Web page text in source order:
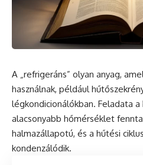
A „refrigeráns” olyan anyag,
használnak, például
légkondicionálókban. Feladata a
alacsonyabb hőmérséklet
halmazállapotú, és a hűtési ciklus
kondenzálódik.